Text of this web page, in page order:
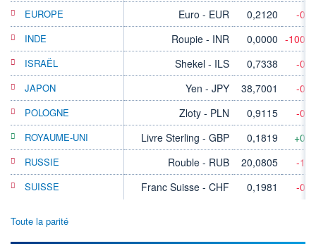
EUROPE Euro - EUR 0,2120 -
INDE Roupie - INR 0,0000 -
ISRAËL Shekel - ILS 0,7338 -
JAPON Yen - JPY 38,7001 -
POLOGNE Zloty - PLN 0,9115 -
ROYAUME-UNI Livre Sterling - GBP 0,1819
RUSSIE Rouble - RUB 20,0805 -
SUISSE Franc Suisse - CHF 0,1981 -
Toute la parité